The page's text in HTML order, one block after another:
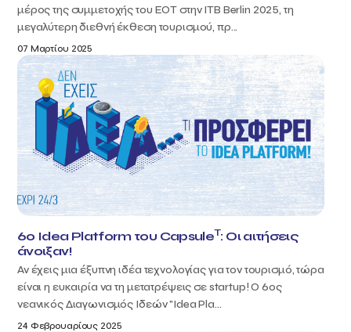
μέρος της συμμετοχής του ΕΟΤ στην ITB Berlin 2025, τη
μεγαλύτερη διεθνή έκθεση τουρισμού, πρ...
07 Μαρτίου 2025
6ο Idea Platform του CapsuleT: Οι αιτήσεις
άνοιξαν!
Αν έχεις μια έξυπνη ιδέα τεχνολογίας για τον τουρισμό, τώρα
είναι η ευκαιρία να τη μετατρέψεις σε startup! Ο 6ος
νεανικός Διαγωνισμός Ιδεών "Idea Pla...
24 Φεβρουαρίους 2025